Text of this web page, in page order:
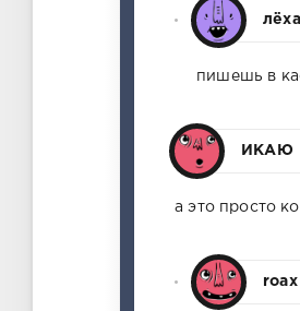
лёха
пишешь в
ИКАЮ
а это просто
roax